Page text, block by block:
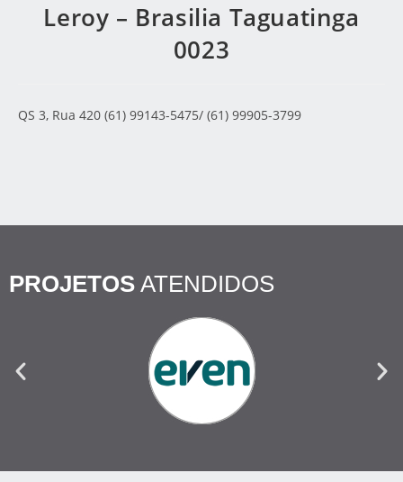
Leroy – Brasilia Taguatinga
0023
QS 3, Rua 420 (61) 99143-5475/ (61) 99905-3799
PROJETOS ATENDIDOS